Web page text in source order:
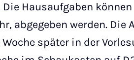
Hausaufgaben
abgegeben werden. Die
später in der